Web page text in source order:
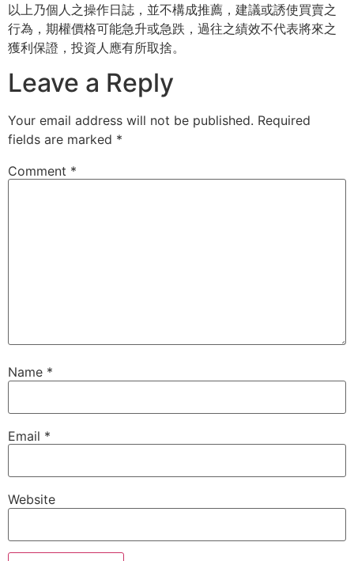
以上乃個人之操作日誌，並不構成推薦，建議或誘使買賣之
行為，期權價格可能急升或急跌，過往之績效不代表將來之
獲利保證，投資人應有所取捨。
Leave a Reply
Your email address will not be published. Required
fields are marked *
Comment *
Name *
Email *
Website